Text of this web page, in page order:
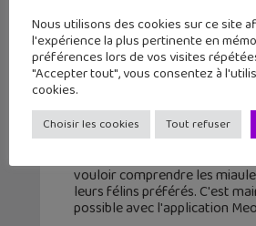
MeowTalk : tu vas enfin
comprendre ton chat
21 novembre 2020
vouloir comprendre les
leurs félins préférés. C'est
possible avec l'application
Nous utilisons des cookies sur ce site
l'expérience la plus pertinente en
préférences lors de vos visites
"Accepter tout", vous consentez à
cookies.
Choisir les cookies Tout refuser